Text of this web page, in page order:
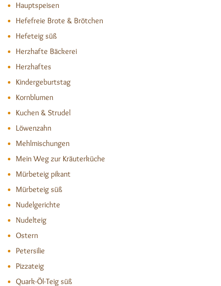
Hauptspeisen
Hefefreie Brote & Brötchen
Hefeteig süß
Herzhafte Bäckerei
Herzhaftes
Kindergeburtstag
Kornblumen
Kuchen & Strudel
Löwenzahn
Mehlmischungen
Mein Weg zur Kräuterküche
Mürbeteig pikant
Mürbeteig süß
Nudelgerichte
Nudelteig
Ostern
Petersilie
Pizzateig
Quark-Öl-Teig süß